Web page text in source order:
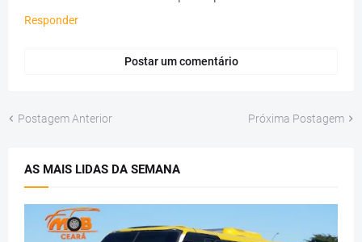
Responder
Postar um comentário
Postagem Anterior Próxima Postagem
AS MAIS LIDAS DA SEMANA